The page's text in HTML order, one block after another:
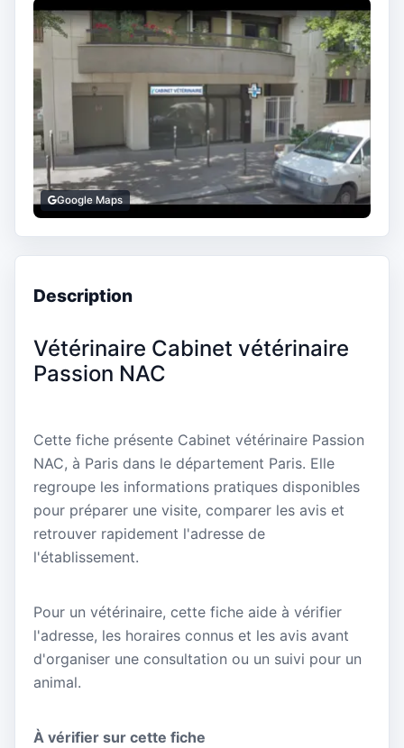
Google Maps
Description
Vétérinaire Cabinet vétérinaire
Passion NAC
Cette fiche présente Cabinet vétérinaire Passion
NAC, à Paris dans le département Paris. Elle
regroupe les informations pratiques disponibles
pour préparer une visite, comparer les avis et
retrouver rapidement l'adresse de
l'établissement.
Pour un vétérinaire, cette fiche aide à vérifier
l'adresse, les horaires connus et les avis avant
d'organiser une consultation ou un suivi pour un
animal.
À vérifier sur cette fiche